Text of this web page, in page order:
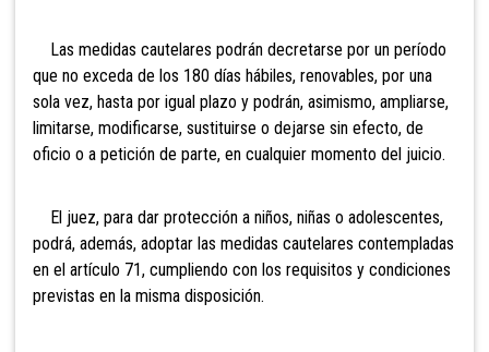
Las medidas cautelares podrán decretarse por un período
que no exceda de los 180 días hábiles, renovables, por una
sola vez, hasta por igual plazo y podrán, asimismo, ampliarse,
limitarse, modificarse, sustituirse o dejarse sin efecto, de
oficio o a petición de parte, en cualquier momento del juicio.
El juez, para dar protección a niños, niñas o adolescentes,
podrá, además, adoptar las medidas cautelares contempladas
en el artículo 71, cumpliendo con los requisitos y condiciones
previstas en la misma disposición.